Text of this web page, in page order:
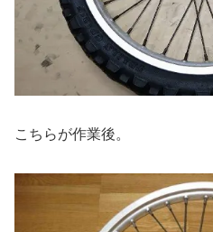
こちらが作業後。